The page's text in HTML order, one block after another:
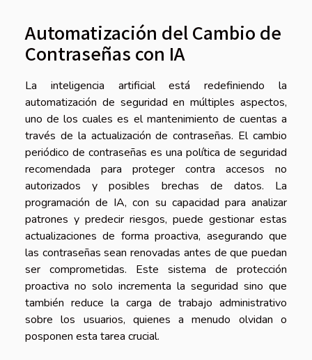
Automatización del Cambio de
Contraseñas con IA
La inteligencia artificial está redefiniendo la
automatización de seguridad en múltiples aspectos,
uno de los cuales es el mantenimiento de cuentas a
través de la actualización de contraseñas. El cambio
periódico de contraseñas es una política de seguridad
recomendada para proteger contra accesos no
autorizados y posibles brechas de datos. La
programación de IA, con su capacidad para analizar
patrones y predecir riesgos, puede gestionar estas
actualizaciones de forma proactiva, asegurando que
las contraseñas sean renovadas antes de que puedan
ser comprometidas. Este sistema de protección
proactiva no solo incrementa la seguridad sino que
también reduce la carga de trabajo administrativo
sobre los usuarios, quienes a menudo olvidan o
posponen esta tarea crucial.